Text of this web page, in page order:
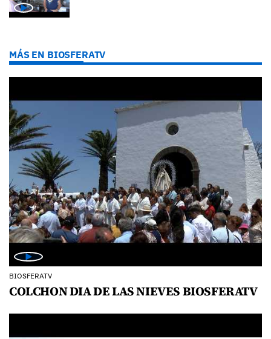
MÁS EN BIOSFERATV
BIOSFERATV
COLCHON DIA DE LAS NIEVES BIOSFERATV